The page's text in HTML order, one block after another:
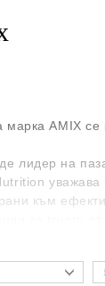
марка AMIX
лидер на
към